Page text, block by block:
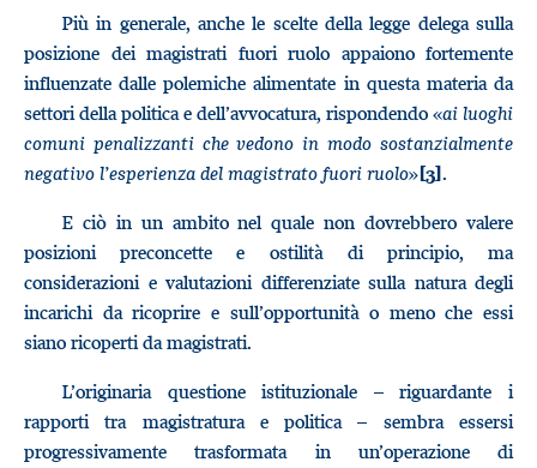
Più in generale, anche le scelte della legge delega sulla
posizione dei magistrati fuori ruolo appaiono fortemente
influenzate dalle polemiche alimentate in questa materia da
settori della politica e dell’avvocatura, rispondendo «ai luoghi
comuni penalizzanti che vedono in modo sostanzialmente
negativo l’esperienza del magistrato fuori ruolo»[3].
E ciò in un ambito nel quale non dovrebbero valere
posizioni preconcette e ostilità di principio, ma
considerazioni e valutazioni differenziate sulla natura degli
incarichi da ricoprire e sull’opportunità o meno che essi
siano ricoperti da magistrati.
L’originaria questione istituzionale – riguardante i
rapporti tra magistratura e politica – sembra essersi
progressivamente trasformata in un’operazione di